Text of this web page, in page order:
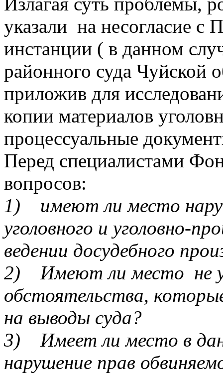
указали на несогласие с
инстанции ( в данном
районного суда Чуйской
приложив для
копии материалов
процессуальные
Перед специалистами
вопросов:
1) имеют ли место
уголовного и уголовно-
ведении досудебного
2) Имеют ли место не
обстоятельства,
на выводы суда?
3) Имеет ли место в
нарушение прав